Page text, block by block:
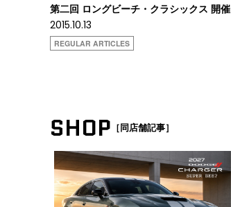
第二回 ロングビーチ・クラシックス 開催
2015.10.13
REGULAR ARTICLES
SHOP ［同店舗記事］